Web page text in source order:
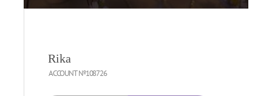
Rika
ACCOUNT №108726